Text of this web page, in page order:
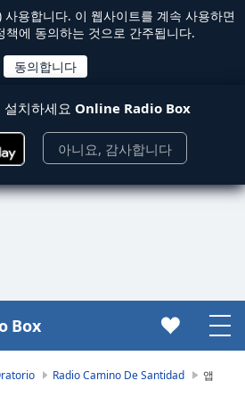
사용합니다. 이 웹사이트를 계속 사용하면
책에 동의하는 것으로 간주됩니다.
설치하세요 Online Radio Box
아니요, 감사합니다
Box
Radio Camino De Santidad 앱